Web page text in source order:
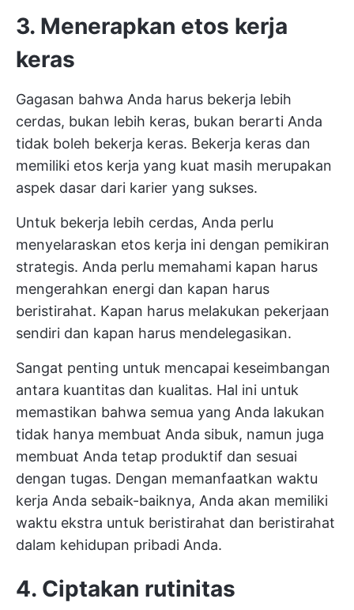
3. Menerapkan etos kerja
keras
Gagasan bahwa Anda harus bekerja lebih
cerdas, bukan lebih keras, bukan berarti Anda
tidak boleh bekerja keras. Bekerja keras dan
memiliki etos kerja yang kuat masih merupakan
aspek dasar dari karier yang sukses.
Untuk bekerja lebih cerdas, Anda perlu
menyelaraskan etos kerja ini dengan pemikiran
strategis. Anda perlu memahami kapan harus
mengerahkan energi dan kapan harus
beristirahat. Kapan harus melakukan pekerjaan
sendiri dan kapan harus mendelegasikan.
Sangat penting untuk mencapai keseimbangan
antara kuantitas dan kualitas. Hal ini untuk
memastikan bahwa semua yang Anda lakukan
tidak hanya membuat Anda sibuk, namun juga
membuat Anda tetap produktif dan sesuai
dengan tugas. Dengan memanfaatkan waktu
kerja Anda sebaik-baiknya, Anda akan memiliki
waktu ekstra untuk beristirahat dan beristirahat
dalam kehidupan pribadi Anda.
4. Ciptakan rutinitas